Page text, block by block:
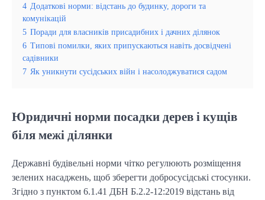
4 Додаткові норми: відстань до будинку, дороги та
комунікацій
5 Поради для власників присадибних і дачних ділянок
6 Типові помилки, яких припускаються навіть досвідчені
садівники
7 Як уникнути сусідських війн і насолоджуватися садом
Юридичні норми посадки дерев і кущів
біля межі ділянки
Державні будівельні норми чітко регулюють розміщення
зелених насаджень, щоб зберегти добросусідські стосунки.
Згідно з пунктом 6.1.41 ДБН Б.2.2-12:2019 відстань від